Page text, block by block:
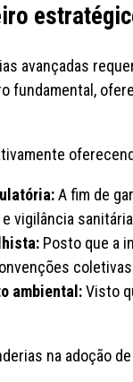
avançadas
fundamental,
A fim de
vigilância
Posto que a
ambiental:Visto
na adoção